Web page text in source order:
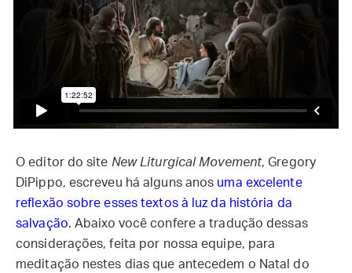
O editor do site New Liturgical Movement, Gregory
DiPippo, escreveu há alguns anos uma excelente
reflexão sobre esses textos à luz da história da
salvação. Abaixo você confere a tradução dessas
considerações, feita por nossa equipe, para
meditação nestes dias que antecedem o Natal do